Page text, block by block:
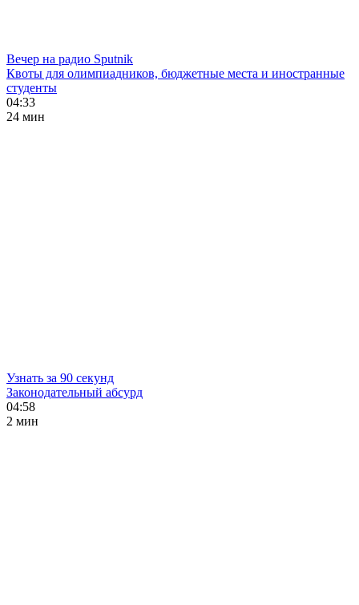
Вечер на радио Sputnik
Квоты для олимпиадников, бюджетные места и иностранные
студенты
04:33
24 мин
Узнать за 90 секунд
Законодательный абсурд
04:58
2 мин